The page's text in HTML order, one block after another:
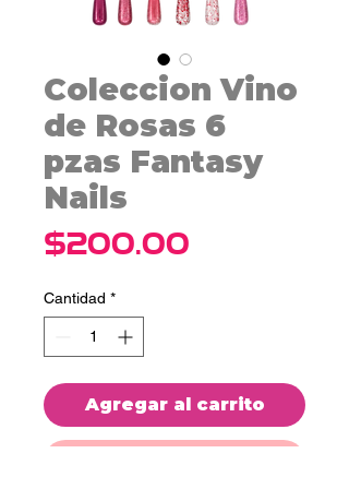
Coleccion Vino
de Rosas 6
pzas Fantasy
Nails
$200.00
Cantidad *
Agregar al carrito